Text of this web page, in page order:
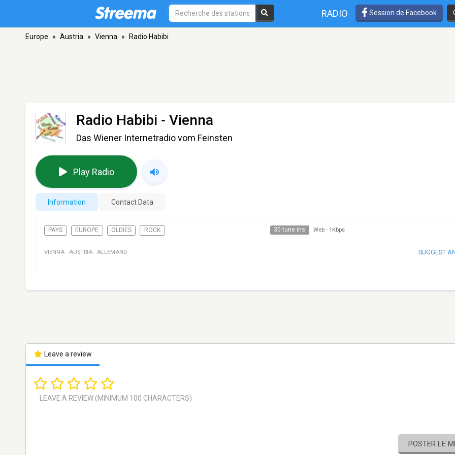
RADIO Session de Facebook
Europe » Austria » Vienna » Radio Habibi
Radio Habibi - Vienna
Das Wiener Internetradio vom Feinsten
Play Radio
Information Contact Data
PAYS EUROPE OLDIES ROCK 30 tune ins Web - 1Kbps
VIENNA · AUSTRIA · ALLEMAND SUGGEST
Leave a review
POSTER LE